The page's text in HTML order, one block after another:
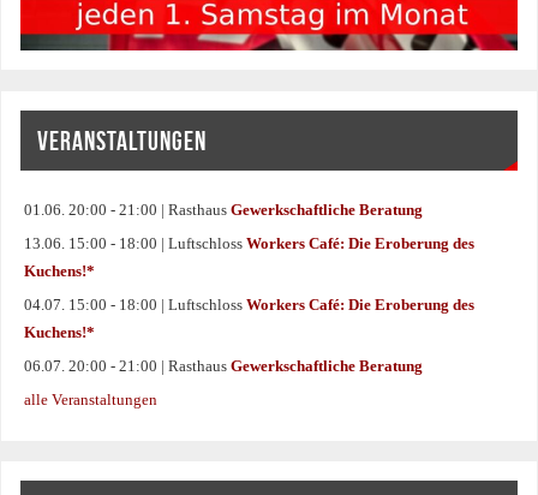
VERANSTALTUNGEN
01.06. 20:00 - 21:00 | RasthausGewerkschaftliche Beratung
13.06. 15:00 - 18:00 | LuftschlossWorkers Café: Die Eroberung des
Kuchens!*
04.07. 15:00 - 18:00 | LuftschlossWorkers Café: Die Eroberung des
Kuchens!*
06.07. 20:00 - 21:00 | RasthausGewerkschaftliche Beratung
alle Veranstaltungen